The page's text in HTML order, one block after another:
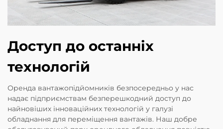
Доступ до останніх
технологій
Оренда вантажопідйомників безпосередньо у нас
надає підприємствам безперешкодний доступ до
найновіших інноваційних технологій у галузі
обладнання для переміщення вантажів. Наш добре